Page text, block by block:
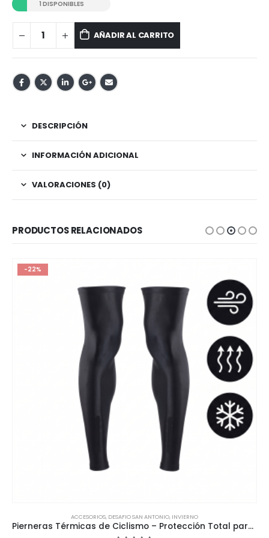
1 DISPONIBLES
AÑADIR AL CARRITO
DESCRIPCIÓN
INFORMACIÓN ADICIONAL
VALORACIONES (0)
PRODUCTOS RELACIONADOS
-22%
ACCESORIOS, DESAFIO SAN ANTONIO, INVIERNO
Pierneras Térmicas de Ciclismo – Protección Total para Invierno (-5° a 10° C)